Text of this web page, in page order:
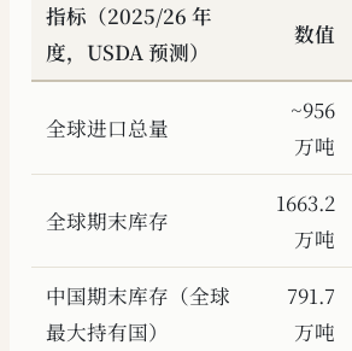
指标（2025/26 年
度，USDA 预测）
数值
全球进口总量
~956
万吨
全球期末库存
1663.2
万吨
中国期末库存（全球
最大持有国）
791.7
万吨